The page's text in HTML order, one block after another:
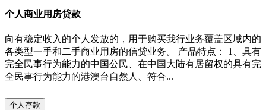
个人商业用房贷款
向有稳定收入的个人发放的，用于购买我行业务覆盖区域内的
各类型一手和二手商业用房的信贷业务。 产品特点： 1、具有
完全民事行为能力的中国公民、在中国大陆有居留权的具有完
全民事行为能力的港澳台自然人、符合...
个人存款